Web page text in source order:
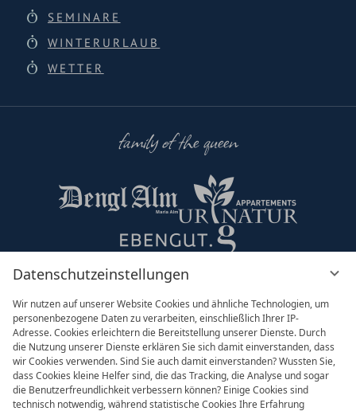
Datenschutzeinstellungen
Wir nutzen auf unserer Website Cookies und ähnliche Technologien, um
personenbezogene Daten zu verarbeiten, einschließlich Ihrer IP-
Adresse. Cookies erleichtern die Bereitstellung unserer Dienste. Durch
die Nutzung unserer Dienste erklären Sie sich damit einverstanden, dass
wir Cookies verwenden. Sind Sie auch damit einverstanden? Wussten Sie,
dass Cookies kleine Helfer sind, die das Tracking, die Analyse und sogar
die Benutzerfreundlichkeit verbessern können? Einige Cookies sind
technisch notwendig, während statistische Cookies Ihre Erfahrung
SEMINARE
WINTERURLAUB
WETTER
family of the queen